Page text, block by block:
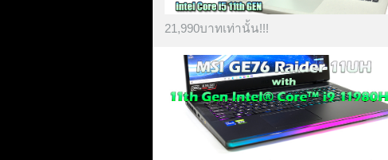
21,990บาทเท่านั้น!!!